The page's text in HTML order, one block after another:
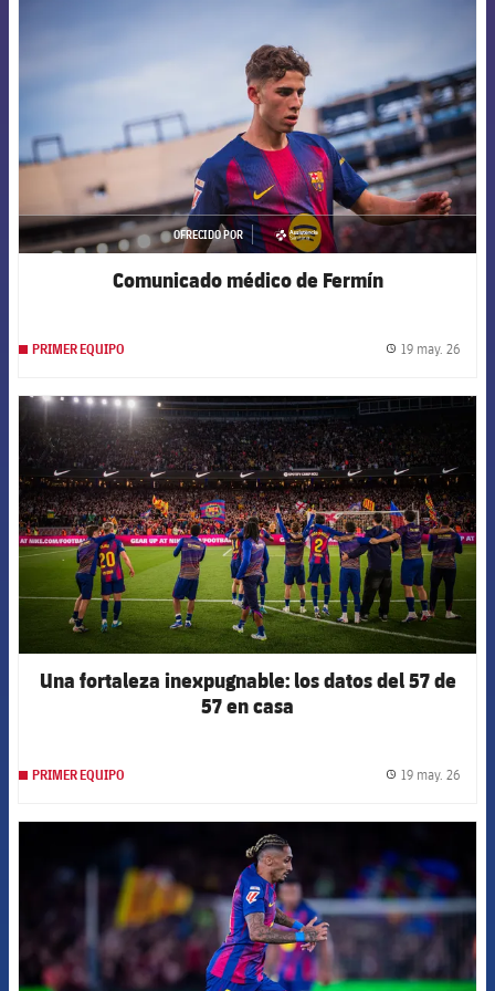
OFRECIDO POR
asistencia
Comunicado médico de Fermín
PRIMER EQUIPO 19 may. 26
FCB Barcelona badge
Una fortaleza inexpugnable: los datos del 57 de
57 en casa
PRIMER EQUIPO 19 may. 26
FCB Barcelona badge